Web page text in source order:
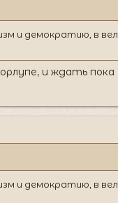
и демократию, в
и ждать
и демократию, в